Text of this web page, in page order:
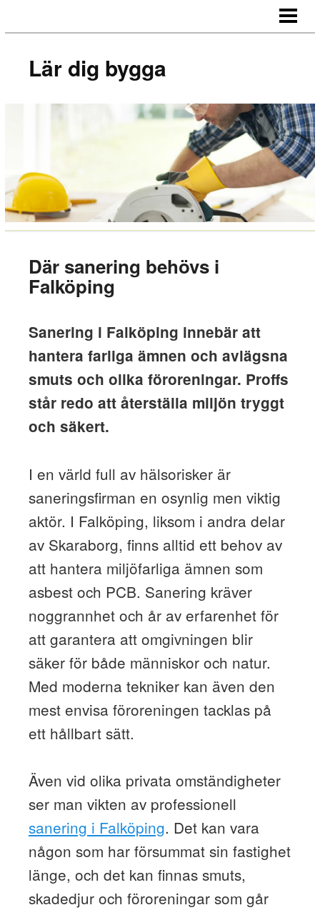
BYGG EGEN SÄNGGAVEL
BYGGA BORD AV LASTPALLAR
Lär dig bygga
Där sanering behövs i
Falköping
Sanering i Falköping innebär att
hantera farliga ämnen och avlägsna
smuts och olika föroreningar. Proffs
står redo att återställa miljön tryggt
och säkert.
I en värld full av hälsorisker är
saneringsfirman en osynlig men viktig
aktör. I Falköping, liksom i andra delar
av Skaraborg, finns alltid ett behov av
att hantera miljöfarliga ämnen som
asbest och PCB. Sanering kräver
noggrannhet och år av erfarenhet för
att garantera att omgivningen blir
säker för både människor och natur.
Med moderna tekniker kan även den
mest envisa föroreningen tacklas på
ett hållbart sätt.
Även vid olika privata omständigheter
ser man vikten av professionell
sanering i Falköping. Det kan vara
någon som har försummat sin fastighet
länge, och det kan finnas smuts,
skadedjur och föroreningar som går